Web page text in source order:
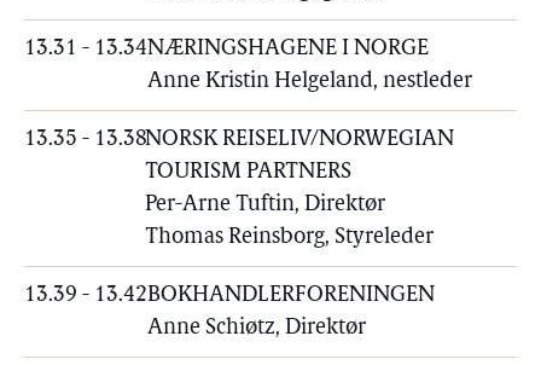
13.31 - 13.34NÆRINGSHAGENE I NORGE
Anne Kristin Helgeland, nestleder
13.35 - 13.38NORSK REISELIV/NORWEGIAN
TOURISM PARTNERS
Per-Arne Tuftin, Direktør
Thomas Reinsborg, Styreleder
13.39 - 13.42BOKHANDLERFORENINGEN
Anne Schiøtz, Direktør